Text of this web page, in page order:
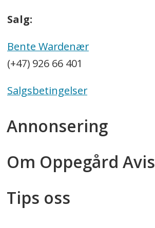
Salg:
Bente Wardenær
(+47) 926 66 401
Salgsbetingelser
Annonsering
Om Oppegård Avis
Tips oss